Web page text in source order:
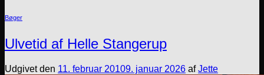
Bøger
Ulvetid af Helle Stangerup
Udgivet den 11. februar 20109. januar 2026 afJette